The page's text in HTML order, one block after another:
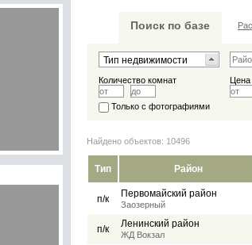
Поиск по базе
Количество комнат
Цена
Только с фотографиями
Найдено объектов: 10496
Тип Район
п/к Первомайский район
Заозерный
п/к Ленинский район
ЖД Вокзал